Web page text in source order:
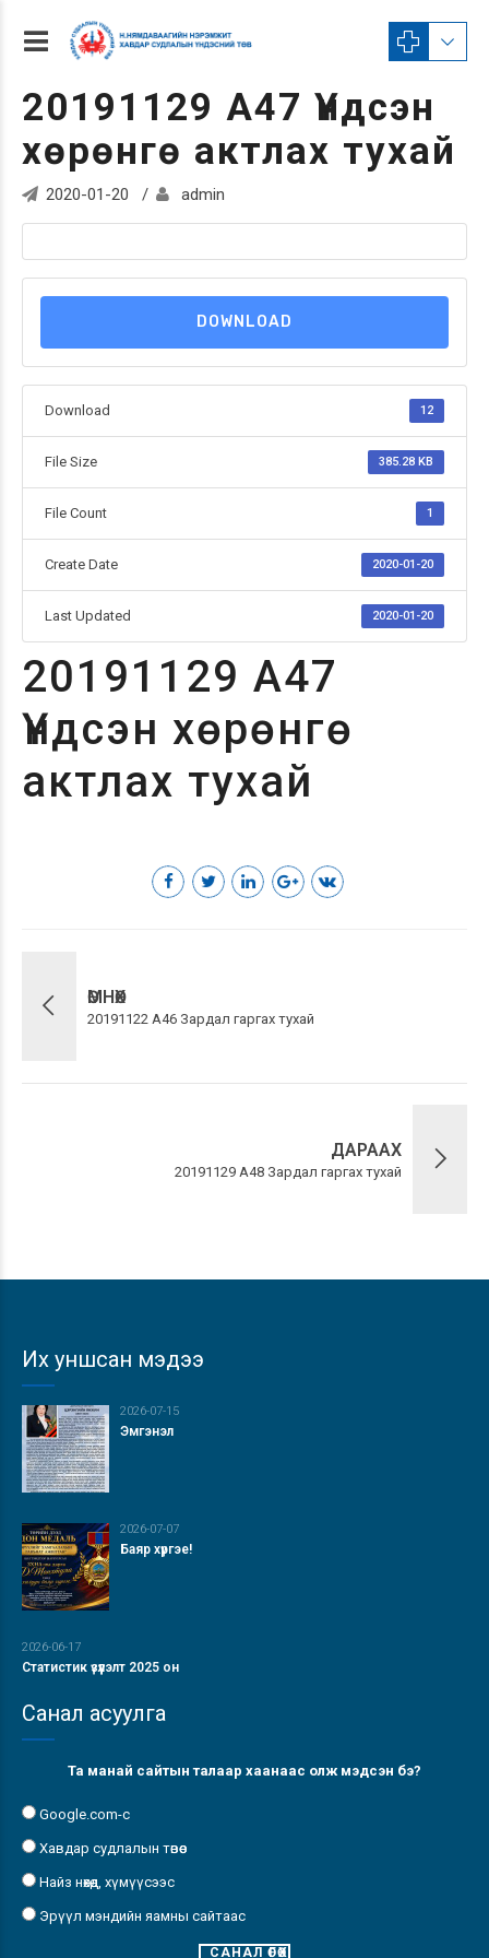
20191129 А47 Үндсэн
хөрөнгө актлах тухай
2020-01-20 admin
DOWNLOAD
Download 12
File Size 385.28 KB
File Count 1
Create Date 2020-01-20
Last Updated 2020-01-20
20191129 А47
Үндсэн хөрөнгө
актлах тухай
ӨМНӨХ
20191122 А46 Зардал гаргах тухай
ДАРААХ
20191129 А48 Зардал гаргах тухай
Их уншсан мэдээ
2026-07-15
Эмгэнэл
2026-07-07
Баяр хүргэе!
2026-06-17
Статистик үзүүлэлт 2025 он
Санал асуулга
Та манай сайтын талаар хаанаас олж мэдсэн бэ?
Google.com-с
Хавдар судлалын төвөөс
Найз нөхөд, хүмүүсээс
Эрүүл мэндийн яамны сайтаас